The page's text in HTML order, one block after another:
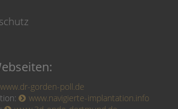
www.dr-gorden-poll.de
www.navigierte-implantation.info